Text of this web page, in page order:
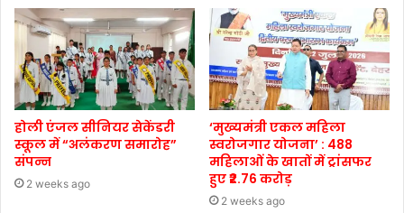
होली एंजल सीनियर सेकेंडरी
स्कूल में “अलंकरण समारोह”
संपन्न
2 weeks ago
‘मुख्यमंत्री एकल महिला
स्वरोजगार योजना’ : 488
महिलाओं के खातों में ट्रांसफर
हुए ₹2.76 करोड़
2 weeks ago